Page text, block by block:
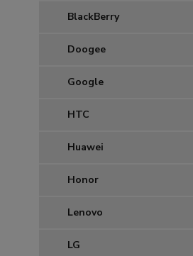
BlackBerry
Doogee
Google
HTC
Huawei
Honor
Lenovo
LG